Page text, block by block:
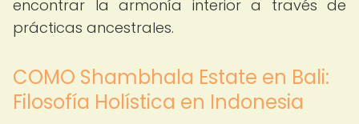
encontrar la armonía interior a través de
prácticas ancestrales.
COMO Shambhala Estate en Bali:
Filosofía Holística en Indonesia